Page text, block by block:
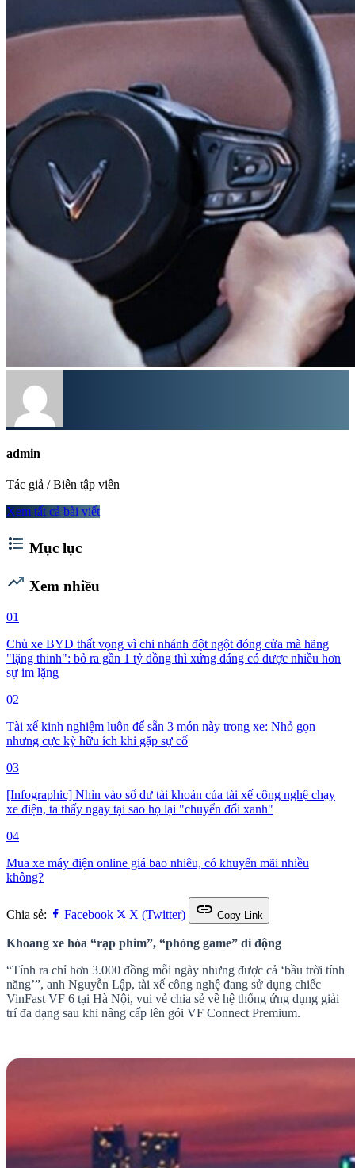
admin
Tác giả / Biên tập viên
Xem tất cả bài viết
format_list_bulleted Mục lục
trending_up Xem nhiều
01
Chủ xe BYD thất vọng vì chi nhánh đột ngột đóng cửa mà hãng
"lặng thinh": bỏ ra gần 1 tỷ đồng thì xứng đáng có được nhiều hơn
sự im lặng
02
Tài xế kinh nghiệm luôn để sẵn 3 món này trong xe: Nhỏ gọn
nhưng cực kỳ hữu ích khi gặp sự cố
03
[Infographic] Nhìn vào số dư tài khoản của tài xế công nghệ chạy
xe điện, ta thấy ngay tại sao họ lại "chuyển đổi xanh"
04
Mua xe máy điện online giá bao nhiêu, có khuyến mãi nhiều
không?
Chia sẻ: Facebook X (Twitter) link Copy Link
Khoang xe hóa “rạp phim”, “phòng game” di động
“Tính ra chỉ hơn 3.000 đồng mỗi ngày nhưng được cả ‘bầu trời tính
năng’”, anh Nguyễn Lập, tài xế công nghệ đang sử dụng chiếc
VinFast VF 6 tại Hà Nội, vui vẻ chia sẻ về hệ thống ứng dụng giải
trí đa dạng sau khi nâng cấp lên gói VF Connect Premium.